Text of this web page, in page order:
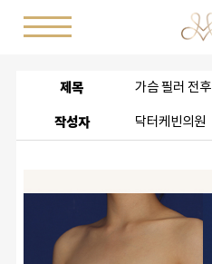
제목 가슴 필러 전후
작성자 닥터케빈의원